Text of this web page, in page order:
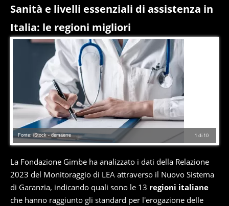
cronaca, motori, spettacolo e videogame.
Sanità e livelli essenziali di assistenza in
Italia: le regioni migliori
1 di 10
Fonte: iStock - demaerre
La Fondazione Gimbe ha analizzato i dati della Relazione
2023 del Monitoraggio di LEA attraverso il Nuovo Sistema
di Garanzia, indicando quali sono le 13 regioni italiane
che hanno raggiunto gli standard per l'erogazione delle